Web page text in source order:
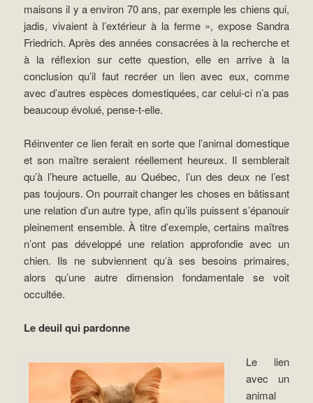
maisons il y a environ 70 ans, par exemple les chiens qui,
jadis, vivaient à l’extérieur à la ferme », expose Sandra
Friedrich. Après des années consacrées à la recherche et
à la réflexion sur cette question, elle en arrive à la
conclusion qu’il faut recréer un lien avec eux, comme
avec d’autres espèces domestiquées, car celui-ci n’a pas
beaucoup évolué, pense-t-elle.
Réinventer ce lien ferait en sorte que l’animal domestique
et son maître seraient réellement heureux. Il semblerait
qu’à l’heure actuelle, au Québec, l’un des deux ne l’est
pas toujours. On pourrait changer les choses en bâtissant
une relation d’un autre type, afin qu’ils puissent s’épanouir
pleinement ensemble. À titre d’exemple, certains maîtres
n’ont pas développé une relation approfondie avec un
chien. Ils ne subviennent qu’à ses besoins primaires,
alors qu’une autre dimension fondamentale se voit
occultée.
Le deuil qui pardonne
Le lien
avec un
animal